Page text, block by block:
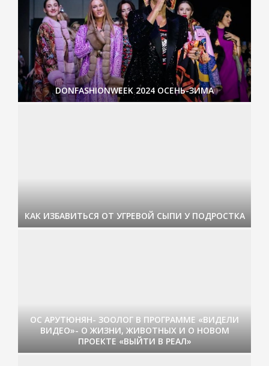
DONFASHIONWEEK 2024 ОСЕНЬ-ЗИМА
КАК ИЗБАВИТЬСЯ ОТ УГРЕВОЙ СЫПИ У ПОДРОСТКА
ОС АРУТЮНЯН- ЗООЛОГ В ПРОГРАММЕ «ВИДЕЛИ
ВИДЕО»- О ЖИЗНИ, ЖИВОТНЫХ И О НОВОМ
ПРОЕКТЕ «ВЫЙТИ В РЕАЛ»